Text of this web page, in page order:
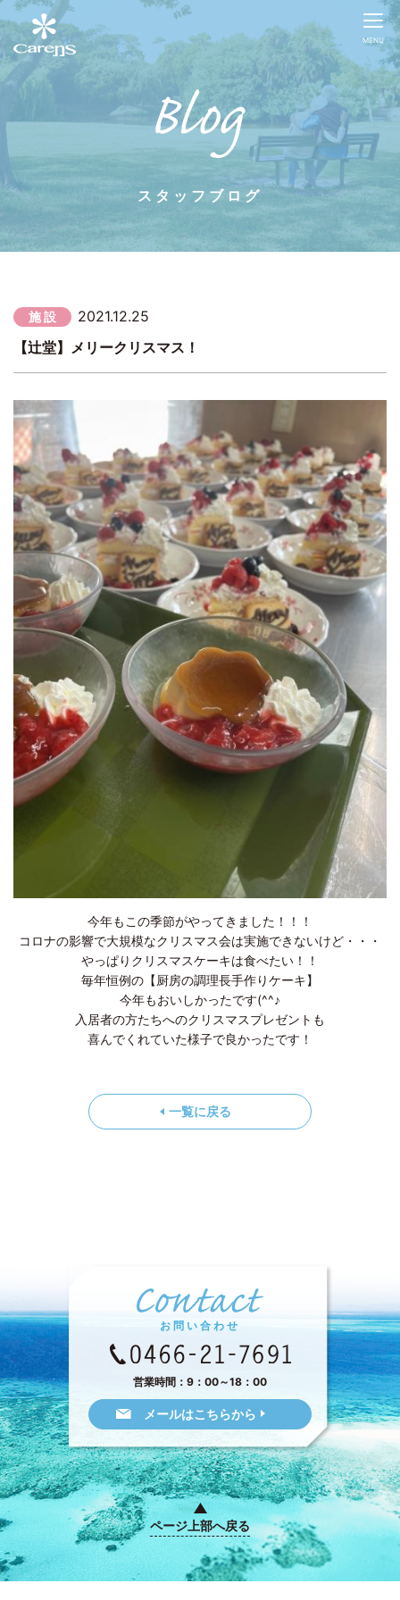
MENU
スタッフブログ
施 設
2021.12.25
【辻堂】メリークリスマス！
今年もこの季節がやってきました！！！
コロナの影響で大規模なクリスマス会は実施できないけど・・・
やっぱりクリスマスケーキは食べたい！！
毎年恒例の【厨房の調理長手作りケーキ】
今年もおいしかったです(^^♪
入居者の方たちへのクリスマスプレゼントも
喜んでくれていた様子で良かったです！
一覧に戻る
お問い合わせ
営業時間：9：00～18：00
メールはこちらから
ページ上部へ戻る